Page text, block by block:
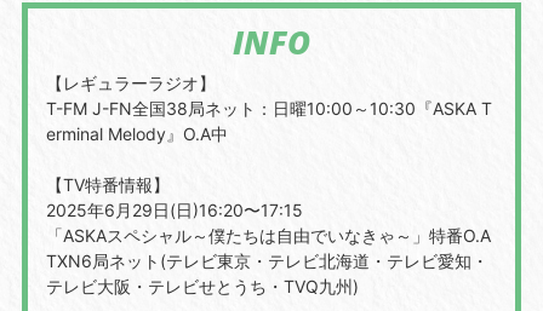
INFO
【レギュラーラジオ】
T-FM J-FN全国38局ネット：日曜10:00～10:30『ASKA T
erminal Melody』O.A中
【TV特番情報】
2025年6月29日(日)16:20〜17:15
「ASKAスペシャル～僕たちは自由でいなきゃ～」特番O.A
TXN6局ネット(テレビ東京・テレビ北海道・テレビ愛知・
テレビ大阪・テレビせとうち・TVQ九州)